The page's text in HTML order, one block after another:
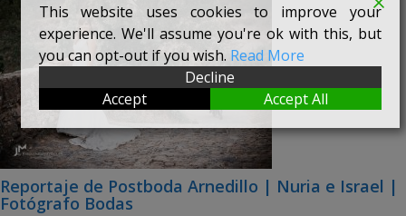
Reportaje de Postboda Arnedillo | Nuria e Israel |
Fotógrafo Bodas
This website uses cookies to improve your
experience. We'll assume you're ok with this, but
you can opt-out if you wish. Read More
Decline
Accept
Accept All